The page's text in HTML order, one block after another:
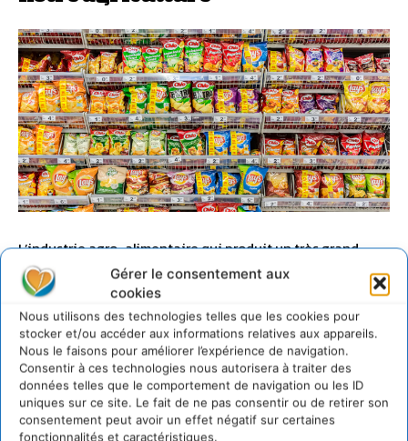
Gérer le consentement aux
cookies
Nous utilisons des technologies telles que les cookies pour
stocker et/ou accéder aux informations relatives aux appareils.
Nous le faisons pour améliorer l’expérience de navigation.
Consentir à ces technologies nous autorisera à traiter des
données telles que le comportement de navigation ou les ID
uniques sur ce site. Le fait de ne pas consentir ou de retirer son
consentement peut avoir un effet négatif sur certaines
fonctionnalités et caractéristiques.
L’industrie agro-alimentaire qui produit un très grand
nombre d’aliments ultra-transformés (AUT) vendus en
masse dans nos super et hypermarchés reste sans visage
médiatique. Si le grand public a de plus en plus
conscience que ces produits sont néfastes pour la santé, il
est sans doute plus ignorant de la façon dont les aliments
ultra-transformés modèlent notre agriculture.